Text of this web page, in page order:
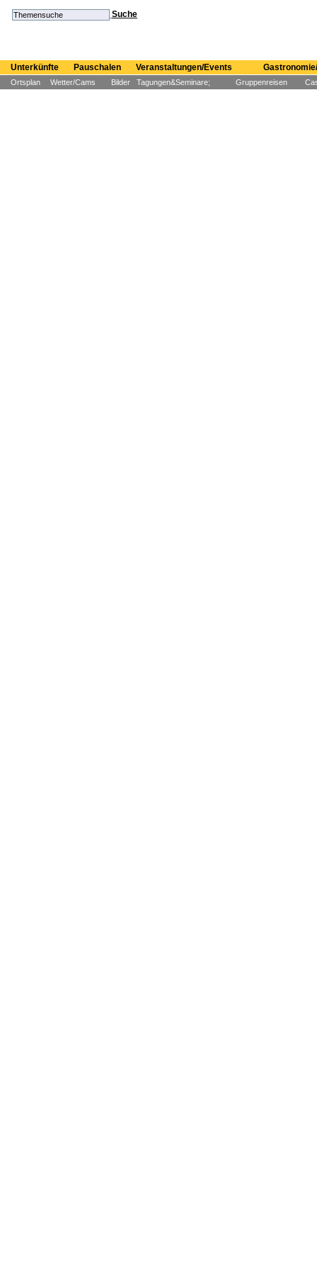
Unterkünfte Pauschalen Veranstaltungen/Events
Ortsplan Wetter/Cams Bilder Tagungen&Seminare; Gruppenreisen
Suche